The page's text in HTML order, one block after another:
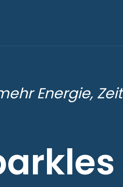
Energie, Zeit